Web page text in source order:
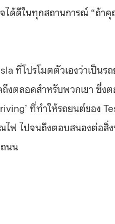
ได้ดีในทุกสถานการณ์ “ถ้าคุ
ที่โปรโมตตัวเองว่าเป็น
งตลอดสำหรับพวกเขา ซึ่ง
ที่ทำให้รถยนต์ของ
ฟ ไปจนถึงตอบสนองต่อสิ่
นน